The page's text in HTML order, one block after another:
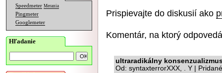
Speedmeter Merania
Pingmeter
Googlemeter
Hľadanie
Prispievajte do diskusií ako
Komentár, na ktorý
ultraradikálny
Od: syntaxterrorXXX, . Y |